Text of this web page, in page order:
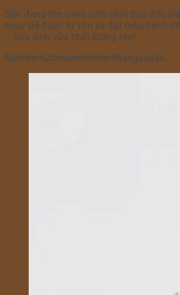
Bạn đang tìm bánh sinh nhật thật đặc
ngay để được tư vấn và đặt mẫu bánh
– vừa xinh vừa chất lượng nhé!
Banhkem2tangembethienthangaudau